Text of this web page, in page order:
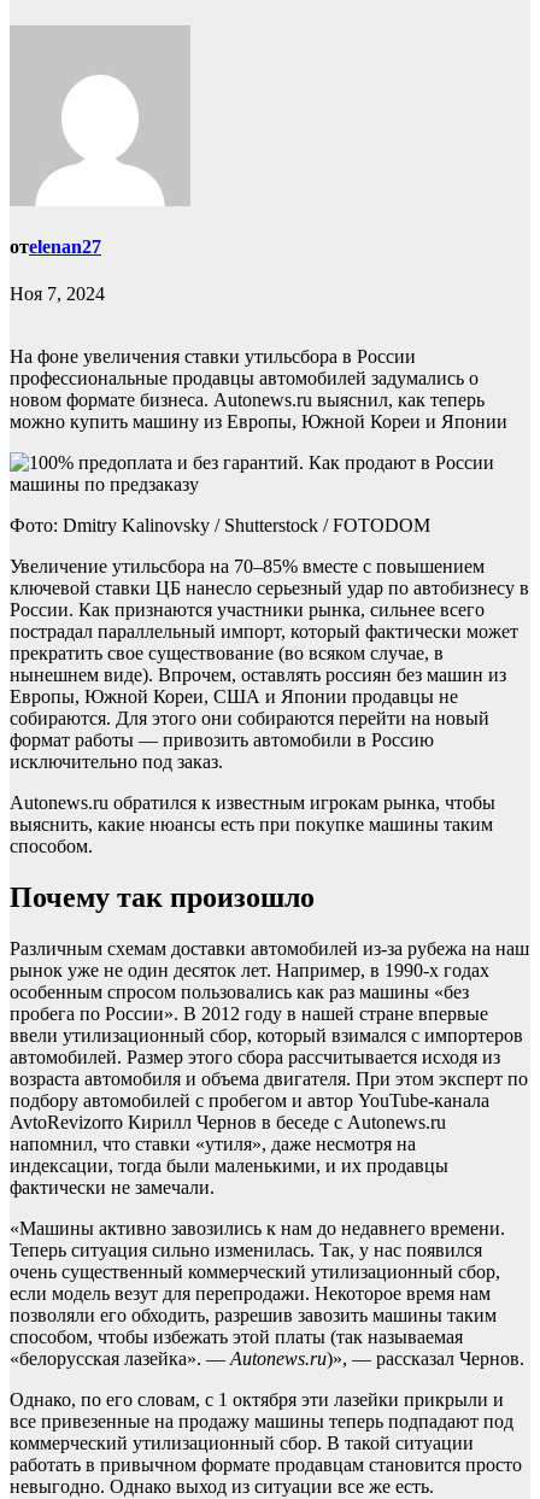
отelenan27
Ноя 7, 2024
На фоне увеличения ставки утильсбора в России
профессиональные продавцы автомобилей задумались о
новом формате бизнеса. Autonews.ru выяснил, как теперь
можно купить машину из Европы, Южной Кореи и Японии
Фото: Dmitry Kalinovsky / Shutterstock / FOTODOM
Увеличение утильсбора на 70–85% вместе с повышением
ключевой ставки ЦБ нанесло серьезный удар по автобизнесу в
России. Как признаются участники рынка, сильнее всего
пострадал параллельный импорт, который фактически может
прекратить свое существование (во всяком случае, в
нынешнем виде). Впрочем, оставлять россиян без машин из
Европы, Южной Кореи, США и Японии продавцы не
собираются. Для этого они собираются перейти на новый
формат работы — привозить автомобили в Россию
исключительно под заказ.
Autonews.ru обратился к известным игрокам рынка, чтобы
выяснить, какие нюансы есть при покупке машины таким
способом.
Почему так произошло
Различным схемам доставки автомобилей из-за рубежа на наш
рынок уже не один десяток лет. Например, в 1990-х годах
особенным спросом пользовались как раз машины «без
пробега по России». В 2012 году в нашей стране впервые
ввели утилизационный сбор, который взимался с импортеров
автомобилей. Размер этого сбора рассчитывается исходя из
возраста автомобиля и объема двигателя. При этом эксперт по
подбору автомобилей с пробегом и автор YouTube-канала
AvtoRevizorro Кирилл Чернов в беседе с Autonews.ru
напомнил, что ставки «утиля», даже несмотря на
индексации, тогда были маленькими, и их продавцы
фактически не замечали.
«Машины активно завозились к нам до недавнего времени.
Теперь ситуация сильно изменилась. Так, у нас появился
очень существенный коммерческий утилизационный сбор,
если модель везут для перепродажи. Некоторое время нам
позволяли его обходить, разрешив завозить машины таким
способом, чтобы избежать этой платы (так называемая
«белорусская лазейка». — Autonews.ru)», — рассказал Чернов.
Однако, по его словам, с 1 октября эти лазейки прикрыли и
все привезенные на продажу машины теперь подпадают под
коммерческий утилизационный сбор. В такой ситуации
работать в привычном формате продавцам становится просто
невыгодно. Однако выход из ситуации все же есть.